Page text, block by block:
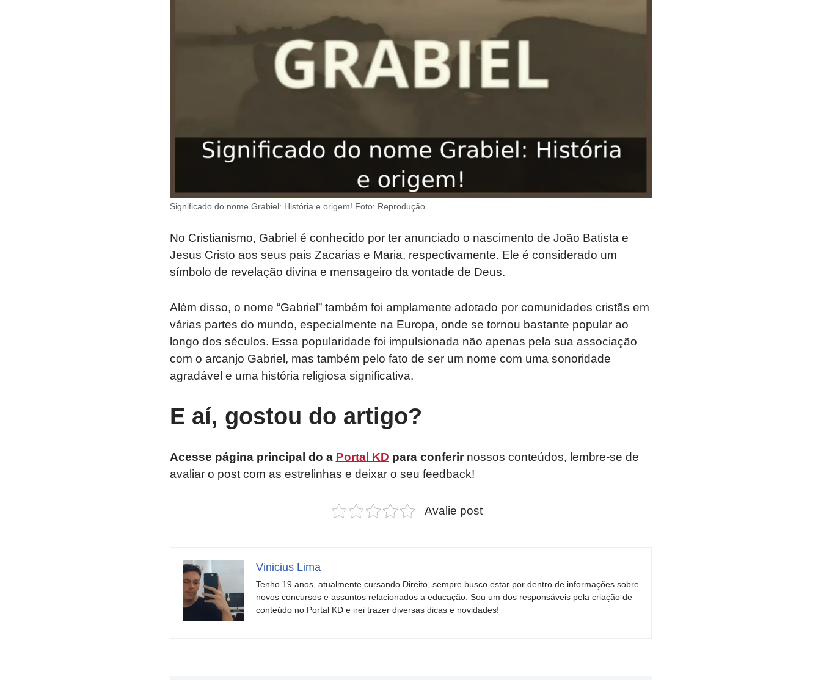
Significado do nome Grabiel: História e origem! Foto: Reprodução
No Cristianismo, Gabriel é conhecido por ter anunciado o nascimento de João Batista e
Jesus Cristo aos seus pais Zacarias e Maria, respectivamente. Ele é considerado um
símbolo de revelação divina e mensageiro da vontade de Deus.
Além disso, o nome “Gabriel” também foi amplamente adotado por comunidades cristãs em
várias partes do mundo, especialmente na Europa, onde se tornou bastante popular ao
longo dos séculos. Essa popularidade foi impulsionada não apenas pela sua associação
com o arcanjo Gabriel, mas também pelo fato de ser um nome com uma sonoridade
agradável e uma história religiosa significativa.
E aí, gostou do artigo?
Acesse página principal do a Portal KD para conferirnossos conteúdos, lembre-se de
avaliar o post com as estrelinhas e deixar o seu feedback!
Avalie post
Vinicius Lima
Tenho 19 anos, atualmente cursando Direito, sempre busco estar por dentro de informações sobre
novos concursos e assuntos relacionados a educação. Sou um dos responsáveis pela criação de
conteúdo no Portal KD e irei trazer diversas dicas e novidades!